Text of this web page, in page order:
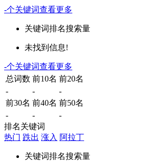
-个关键词查看更多
关键词排名搜索量
未找到信息!
-个关键词查看更多
总词数 前10名 前20名
-
-
-
前30名 前40名 前50名
-
-
-
排名关键词
热门 跌出 涨入 阿拉丁
关键词排名搜索量